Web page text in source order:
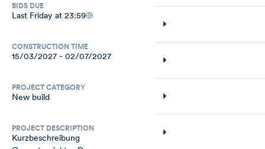
BIDS DUE
Last Friday at 23:59
CONSTRUCTION TIME
15/03/2027 - 02/07/2027
PROJECT CATEGORY
New build
PROJECT DESCRIPTION
Kurzbeschreibung